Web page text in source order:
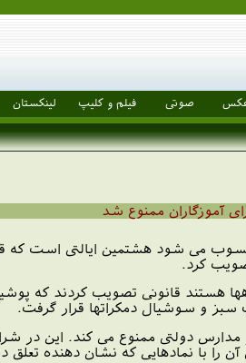
عکس صوتی فیلم و کلیپ لینکستان
آموزگاران ممنوع شد
می شود هشتمین ایالتی است که
کرد.
هستند قانونی تصویب کردند که
سبز و سوشیال دمکراتها قرار گرفت.
آلمان است که حجاب را در مدارس دولتی ممنوع
با نمادهایی که نشان دهنده تعلق